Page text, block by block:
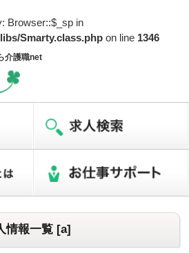
Browser::$_sp in
Smarty.class.php on line 1346
介護職net
情報一覧 [a]